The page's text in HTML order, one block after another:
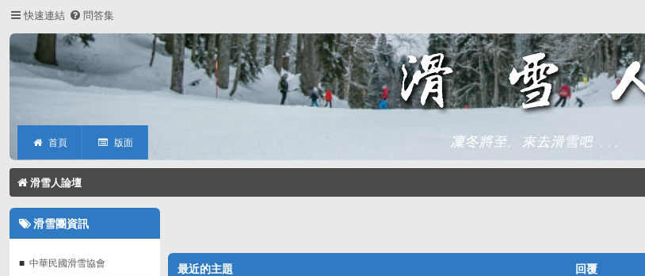
快速連結 問答集
首頁 版面
滑雪人論壇
最近的主題 回覆
滑雪團資訊
中華民國滑雪協會